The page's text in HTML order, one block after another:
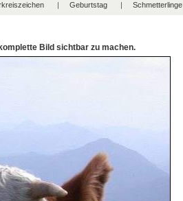
Geburtstag Schmetterlinge
Bild sichtbar zu machen.